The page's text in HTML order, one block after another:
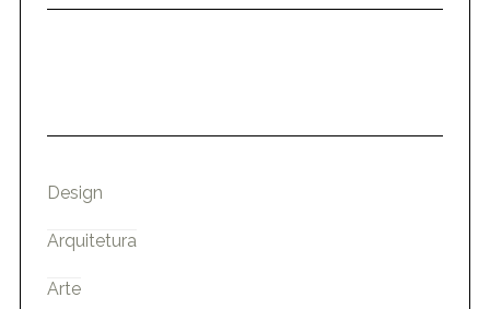
Design
Arquitetura
Arte